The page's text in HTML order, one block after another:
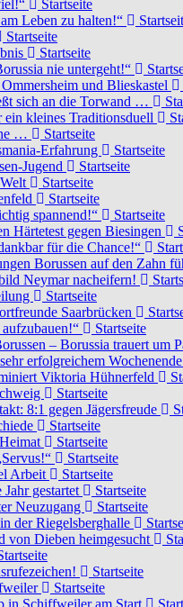
Startseite
Leben zu halten!“
Startseite
Startseite
nie untergeht!“
und Blieskastel
sich an die Torwand …
ein kleines Traditionsduell
…
Startseite
Erfahrung
Startseite
Jugend
Startseite
Startseite
Startseite
spannend!“
Startseite
Härtetest gegen Biesingen
für die Chance!“
Borussen auf den Zahn
Neymar nacheifern!
Startseite
Saarbrücken
Startseite
– Borussia trauert um
erfolgreichem Wochenende
Viktoria Hühnerfeld
Startseite
8:1 gegen Jägersfreude
Startseite
Startseite
Startseite
Arbeit
Startseite
gestartet
Startseite
Neuzugang
Startseite
der Riegelsberghalle
von Dieben heimgesucht
Startseite
Startseite
in Schiffweiler am Start